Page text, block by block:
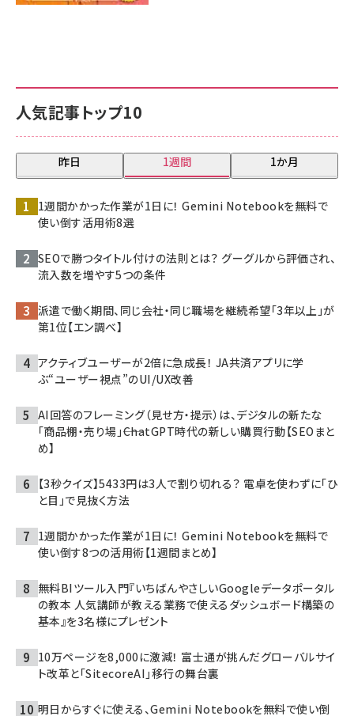
人気記事トップ10
昨日 1週間 1か月
1週間かかった作業が1日に！ Gemini Notebookを無料で
使い倒す活用術8選
SEOで勝つタイトル付けの法則とは？ グーグルから評価され、
流入数を増やす5つの条件
派遣で働く期間、同じ会社・同じ職場を継続希望「3年以上」が
第1位【エン調べ】
アクティブユーザーが2倍に急成長！ JA共済アプリに学
ぶ“ユーザー視点”のUI/UX改善
AI回答のフレーミング（見せ方・提示）は、デジタルの新たな
「商品棚・売り場」――ChatGPT時代の新しい購買行動【SEOまと
め】
【3秒クイズ】5433円は3人で割り切れる？ 電卓を使わずに「ひ
と目」で見抜く方法
1週間かかった作業が1日に！ Gemini Notebookを無料で
使い倒す8つの活用術【1週間まとめ】
無料BIツール入門『いちばんやさしいGoogleデータポータル
の教本 人気講師が教える業務で使えるダッシュボード構築の
基本』を3名様にプレゼント
10万ページを8,000に激減！ 富士通が挑んだグローバルサイ
ト改革と「SitecoreAI」移行の舞台裏
明日からすぐに使える、Gemini Notebookを無料で使い倒